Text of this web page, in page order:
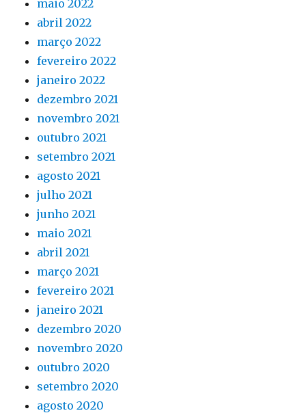
maio 2022
abril 2022
março 2022
fevereiro 2022
janeiro 2022
dezembro 2021
novembro 2021
outubro 2021
setembro 2021
agosto 2021
julho 2021
junho 2021
maio 2021
abril 2021
março 2021
fevereiro 2021
janeiro 2021
dezembro 2020
novembro 2020
outubro 2020
setembro 2020
agosto 2020